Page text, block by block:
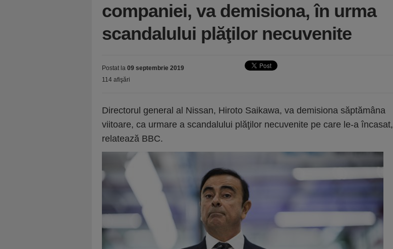
companiei, va demisiona, în urma
scandalului plăţilor necuvenite
Postat la 09 septembrie 2019
114 afişări
Directorul general al Nissan, Hiroto Saikawa, va demisiona săptămâna
viitoare, ca urmare a scandalului plăţilor necuvenite pe care le-a încasat,
relatează BBC.